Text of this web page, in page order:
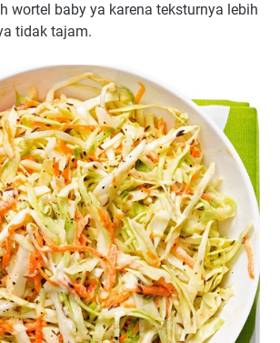
wortel baby ya karena teksturnya lebih
tidak tajam.